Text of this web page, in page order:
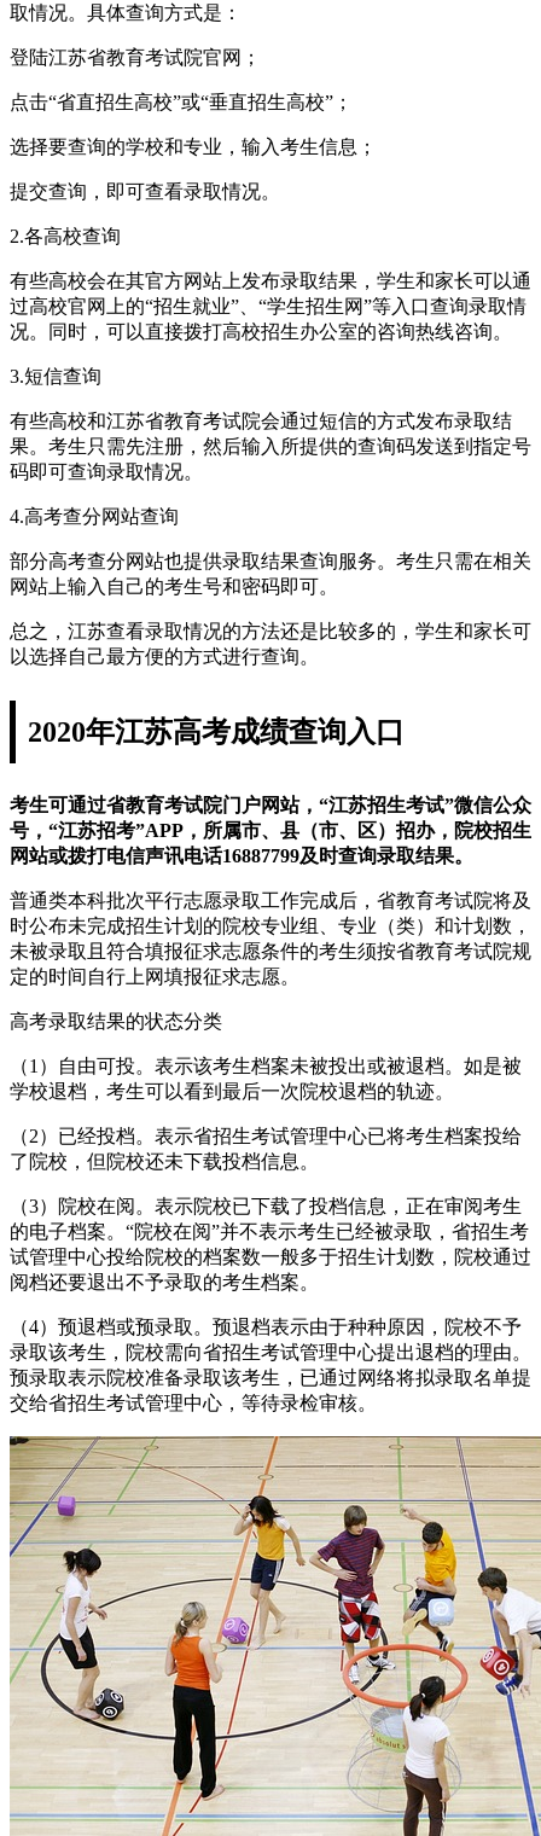
取情况。具体查询方式是：
登陆江苏省教育考试院官网；
点击“省直招生高校”或“垂直招生高校”；
选择要查询的学校和专业，输入考生信息；
提交查询，即可查看录取情况。
2.各高校查询
有些高校会在其官方网站上发布录取结果，学生和家长可以通
过高校官网上的“招生就业”、“学生招生网”等入口查询录取情
况。同时，可以直接拨打高校招生办公室的咨询热线咨询。
3.短信查询
有些高校和江苏省教育考试院会通过短信的方式发布录取结
果。考生只需先注册，然后输入所提供的查询码发送到指定号
码即可查询录取情况。
4.高考查分网站查询
部分高考查分网站也提供录取结果查询服务。考生只需在相关
网站上输入自己的考生号和密码即可。
总之，江苏查看录取情况的方法还是比较多的，学生和家长可
以选择自己最方便的方式进行查询。
2020年江苏高考成绩查询入口
考生可通过省教育考试院门户网站，“江苏招生考试”微信公众
号，“江苏招考”APP，所属市、县（市、区）招办，院校招生
网站或拨打电信声讯电话16887799及时查询录取结果。
普通类本科批次平行志愿录取工作完成后，省教育考试院将及
时公布未完成招生计划的院校专业组、专业（类）和计划数，
未被录取且符合填报征求志愿条件的考生须按省教育考试院规
定的时间自行上网填报征求志愿。
高考录取结果的状态分类
（1）自由可投。表示该考生档案未被投出或被退档。如是被
学校退档，考生可以看到最后一次院校退档的轨迹。
（2）已经投档。表示省招生考试管理中心已将考生档案投给
了院校，但院校还未下载投档信息。
（3）院校在阅。表示院校已下载了投档信息，正在审阅考生
的电子档案。“院校在阅”并不表示考生已经被录取，省招生考
试管理中心投给院校的档案数一般多于招生计划数，院校通过
阅档还要退出不予录取的考生档案。
（4）预退档或预录取。预退档表示由于种种原因，院校不予
录取该考生，院校需向省招生考试管理中心提出退档的理由。
预录取表示院校准备录取该考生，已通过网络将拟录取名单提
交给省招生考试管理中心，等待录检审核。